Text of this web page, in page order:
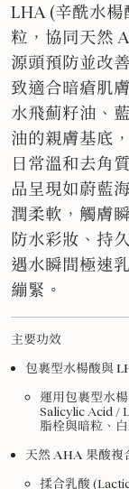
LHA (辛酰水楊
粒，協同天然
源頭預防並改
致適合暗瘡肌
水飛薊籽油、
油的親膚基底
日常溫和去角
品呈現如蔚藍
潤柔軟，觸膚
防水彩妝、持
遇水瞬間極速
繃緊。
主要功效
包裹型水楊酸與
運用包裹型水
Salicylic Acid /
脂栓與暗粒、
天然 AHA 果酸複
揉合乳酸